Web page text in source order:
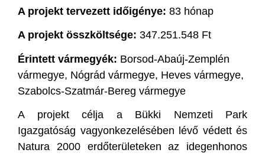
A projekt tervezett időigénye: 83 hónap
A projekt összköltsége: 347.251.548 Ft
Érintett vármegyék: Borsod-Abaúj-Zemplén
vármegye, Nógrád vármegye, Heves vármegye,
Szabolcs-Szatmár-Bereg vármegye
A projekt célja a Bükki Nemzeti Park
Igazgatóság vagyonkezelésében lévő védett és
Natura 2000 erdőterületeken az idegenhonos